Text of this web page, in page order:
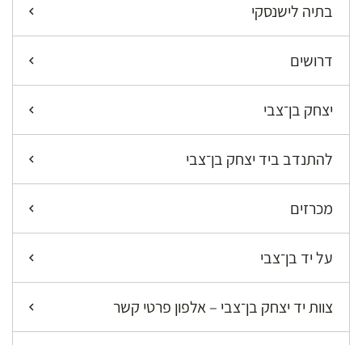
בתיה לישנסקי
דרושים
יצחק בן־צבי
להתנדב ביד יצחק בן־צבי
מכרזים
על יד בן־צבי
צוות יד יצחק בן־צבי – אלפון פרטי קשר